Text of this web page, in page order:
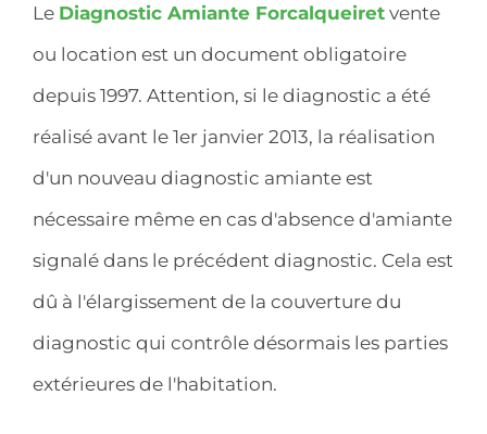
Le Diagnostic Amiante Forcalqueiret vente
ou location est un document obligatoire
depuis 1997. Attention, si le diagnostic a été
réalisé avant le 1er janvier 2013, la réalisation
d'un nouveau diagnostic amiante est
nécessaire même en cas d'absence d'amiante
signalé dans le précédent diagnostic. Cela est
dû à l'élargissement de la couverture du
diagnostic qui contrôle désormais les parties
extérieures de l'habitation.